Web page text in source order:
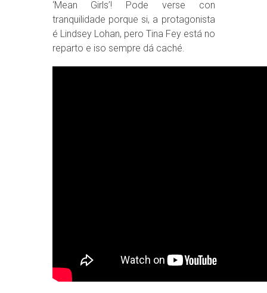
‘Mean Girls’! Pode verse con
tranquilidade porque si, a protagonista
é Lindsey Lohan, pero Tina Fey está no
reparto e iso sempre dá caché.